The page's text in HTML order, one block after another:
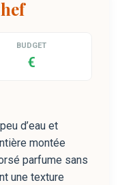
BUDGET
€
d’eau et
montée
parfume sans
une texture